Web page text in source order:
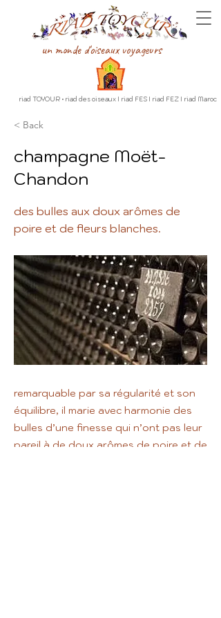
un monde d'oiseaux voyageurs
riad TOYOUR • riad des oiseaux I riad FES I riad FEZ I riad Maroc
< Back
champagne Moët-
Chandon
des bulles aux doux arômes de
poire et de fleurs blanches.
remarquable par sa régularité et son
équilibre, il marie avec harmonie des
bulles d’une finesse qui n’ont pas leur
pareil à de doux arômes de poire et de